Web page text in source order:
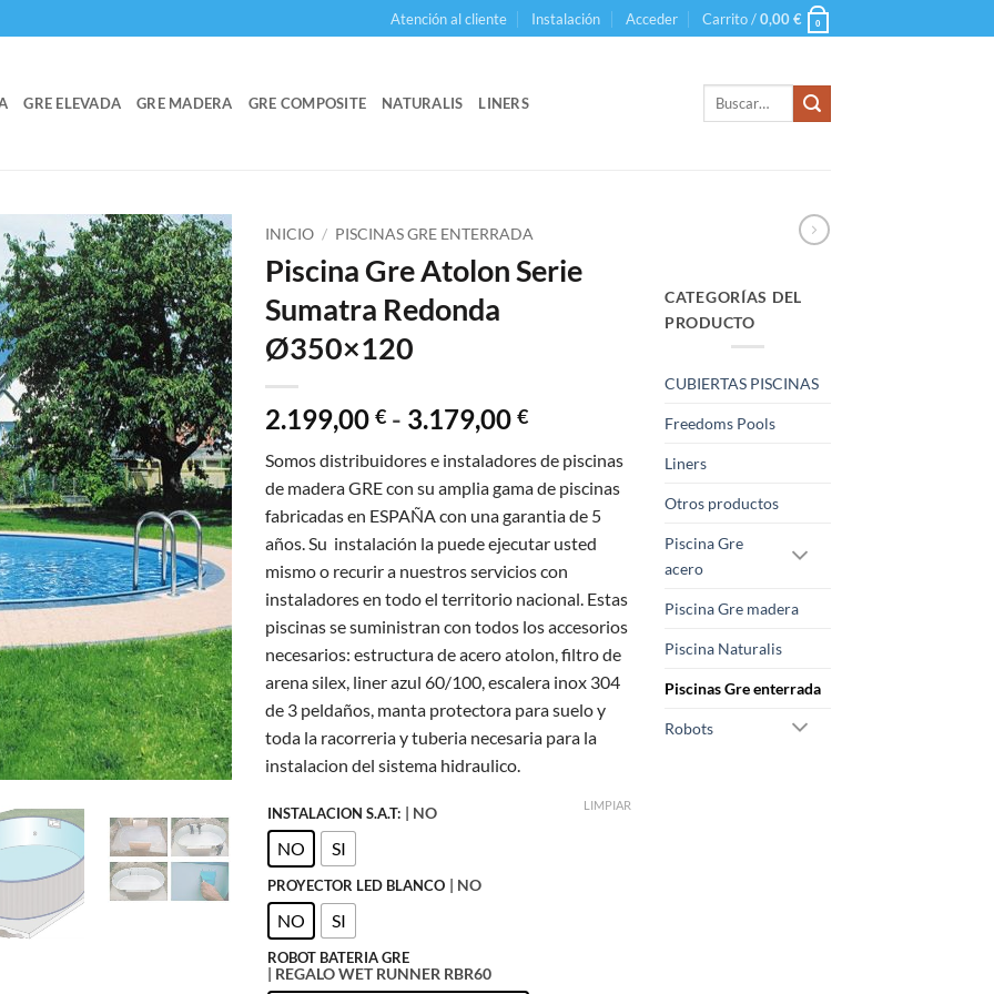
Atención al cliente Instalación Acceder Carrito /0,00€ 0
GRE ELEVADA GRE MADERA GRE COMPOSITE NATURALIS LINERS
Buscar
INICIO / PISCINAS GRE ENTERRADA
Piscina Gre Atolon Serie
Sumatra Redonda
Ø350×120
2.199,00 € - 3.179,00 €Rango
precios:
desde
2.199,00 €
hasta
3.179,00 €
Somos distribuidores e instaladores de piscinas
de madera GRE con su amplia gama de piscinas
fabricadas en ESPAÑA con una garantia de 5
años. Su instalación la puede ejecutar usted
mismo o recurir a nuestros servicios con
instaladores en todo el territorio nacional. Estas
piscinas se suministran con todos los accesorios
necesarios: estructura de acero atolon, filtro de
arena silex, liner azul 60/100, escalera inox 304
de 3 peldaños, manta protectora para suelo y
toda la racorreria y tuberia necesaria para la
instalacion del sistema hidraulico.
INSTALACION S.A.T: | NO
NO SI
PROYECTOR LED BLANCO | NO
NO SI
ROBOT BATERIA GRE
| REGALO WET RUNNER RBR60
LIMPIAR
CATEGORÍAS DEL
PRODUCTO
CUBIERTAS PISCINAS
Freedoms Pools
Liners
Otros productos
Piscina Gre
acero
Piscina Gre madera
Piscina Naturalis
Piscinas Gre enterrada
Robots